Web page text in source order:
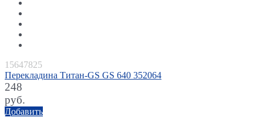
15647825
Перекладина Титан-GS GS 640 352064
248
руб.
Добавить